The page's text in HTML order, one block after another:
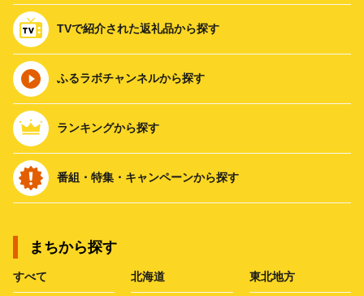
TVで紹介された返礼品から探す
ふるラボチャンネルから探す
ランキングから探す
番組・特集・キャンペーンから探す
まちから探す
すべて 北海道 東北地方